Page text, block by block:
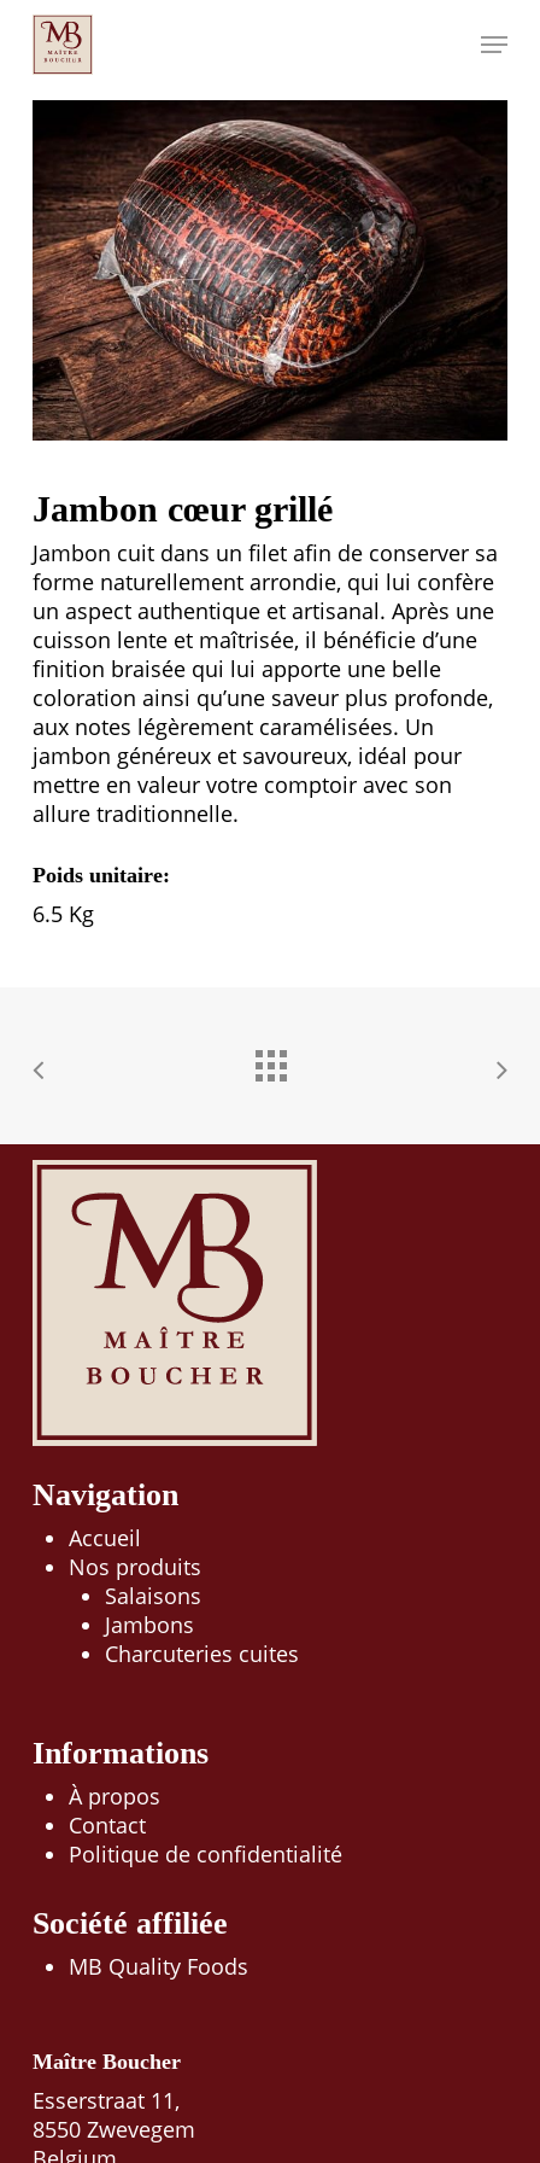
Aller
contenu
principal
Menu
Jambon cœur grillé
Jambon cuit dans un filet afin de conserver sa
forme naturellement arrondie, qui lui confère
un aspect authentique et artisanal. Après une
cuisson lente et maîtrisée, il bénéficie d’une
finition braisée qui lui apporte une belle
coloration ainsi qu’une saveur plus profonde,
aux notes légèrement caramélisées. Un
jambon généreux et savoureux, idéal pour
mettre en valeur votre comptoir avec son
allure traditionnelle.
Poidsunitaire:
6.5 Kg
Navigation
Accueil
Nos produits
Salaisons
Jambons
Charcuteries cuites
Informations
À propos
Contact
Politique de confidentialité
Société affiliée
MB Quality Foods
Maître Boucher
Esserstraat 11,
8550 Zwevegem